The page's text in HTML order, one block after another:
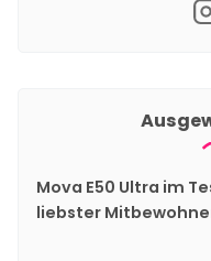
Mova E50 Ultra im
liebster